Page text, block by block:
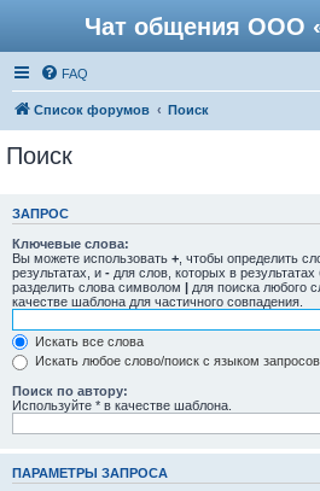
Чат общения ООО
FAQ
Список форумов Поиск
Поиск
ЗАПРОС
Ключевые слова:
Вы можете использовать + , чтобы определить
результатах, и - для слов, которых в
разделить слова символом | для поиска любого
качестве шаблона для частичного совпадения.
Искать все слова
Искать любое слово/поиск с языком запросов
Поиск по автору:
Используйте * в качестве шаблона.
ПАРАМЕТРЫ ЗАПРОСА